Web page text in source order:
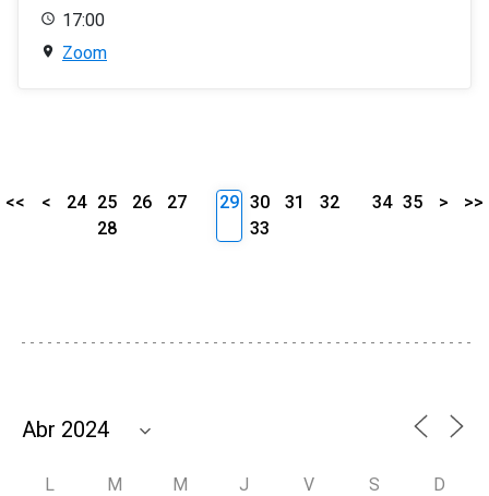
17:00
Zoom
<< < 24 25 26
27
28
29 30 31
32
33
34 35 > >>
L M M J V S D